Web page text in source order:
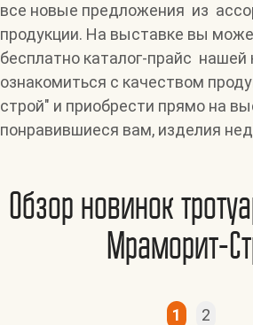
все новые предложения из
продукции. На выставке вы
бесплатно каталог-прайс нашей
ознакомиться с качеством
строй" и приобрести прямо на
понравившиеся вам, изделия
Обзор новинок
Мраморит-
1 2